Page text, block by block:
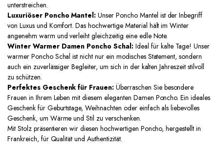
unterstreichen.
Luxuriöser Poncho Mantel: Unser Poncho Mantel ist der Inbegriff
von Luxus und Komfort. Das hochwertige Material hält im Winter
angenehm warm und verleiht gleichzeitig eine edle Note.
Winter Warmer Damen Poncho Schal: Ideal für kalte Tage! Unser
warmer Poncho Schal ist nicht nur ein modisches Statement, sondern
auch ein zuverlässiger Begleiter, um sich in der kalten Jahreszeit stilvoll
zu schützen.
Perfektes Geschenk für Frauen: Überraschen Sie besondere
Frauen in Ihrem Leben mit diesem eleganten Damen Poncho. Ein ideales
Geschenk für Geburtstage, Weihnachten oder einfach als liebevolles
Geschenk, um Wärme und Stil zu verschenken.
Mit Stolz präsentieren wir diesen hochwertigen Poncho, hergestellt in
Frankreich, für Qualität und Authentizität.